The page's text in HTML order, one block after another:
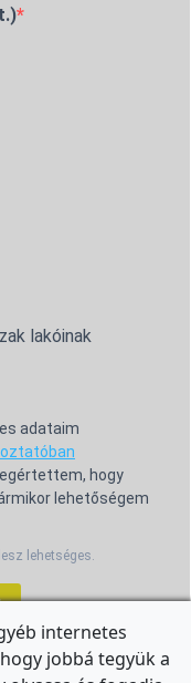
lakóinak
adataim
hogy
lehetőségem
lehetséges.
internetes
jobbá tegyük a